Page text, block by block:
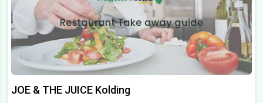
JOE & THE JUICE Kolding